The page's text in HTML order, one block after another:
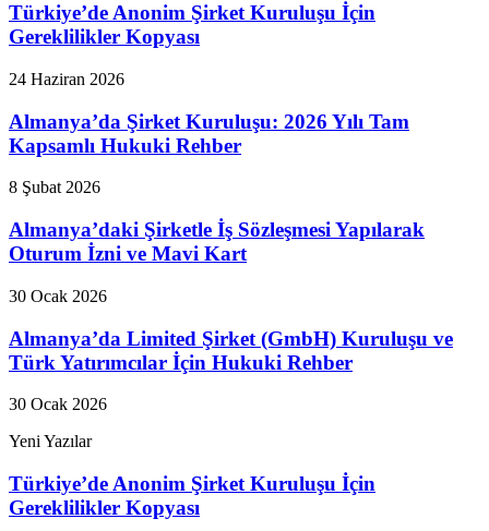
Türkiye’de Anonim Şirket Kuruluşu İçin
Gereklilikler Kopyası
24 Haziran 2026
Almanya’da Şirket Kuruluşu: 2026 Yılı Tam
Kapsamlı Hukuki Rehber
8 Şubat 2026
Almanya’daki Şirketle İş Sözleşmesi Yapılarak
Oturum İzni ve Mavi Kart
30 Ocak 2026
Almanya’da Limited Şirket (GmbH) Kuruluşu ve
Türk Yatırımcılar İçin Hukuki Rehber
30 Ocak 2026
Yeni Yazılar
Türkiye’de Anonim Şirket Kuruluşu İçin
Gereklilikler Kopyası